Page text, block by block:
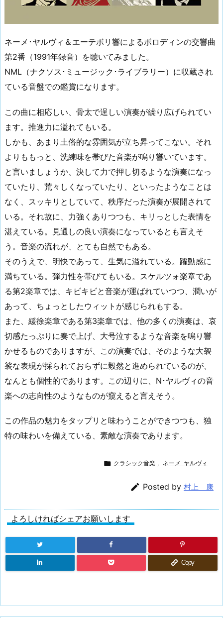
ネーメ･ヤルヴィ＆エーテボリ響によるボロディンの交響曲
第2番（1991年録音）を聴いてみました。
NML（ナクソス･ミュージック･ライブラリー）に収蔵され
ている音盤での鑑賞になります。
この曲に相応しい、骨太で逞しい演奏が繰り広げられてい
ます。推進力に溢れてもいる。
しかも、あまり土俗的な雰囲気が立ち昇ってこない。それ
よりももっと、洗練味を帯びた音楽が鳴り響いています。
と言いましょうか、決して力で押し切るような演奏になっ
ていたり、荒々しくなっていたり、といったようなことは
なく、スッキリとしていて、秩序だった演奏が展開されて
いる。それ故に、力強くありつつも、キリっとした表情を
湛えている。見通しの良い演奏になっているとも言えそ
う。音楽の流れが、とても自然でもある。
そのうえで、明快であって、生気に溢れている。躍動感に
満ちている。弾力性を帯びてもいる。スケルツォ楽章であ
る第2楽章では、キビキビと音楽が運ばれていつつ、潤いが
あって、ちょっとしたウィットが感じられもする。
また、緩徐楽章である第3楽章では、他の多くの演奏は、哀
切感たっぷりに奏で上げ、大号泣するような音楽を鳴り響
かせるものでありますが、この演奏では、そのような大袈
裟な表現が採られておらずに毅然と進められているのが、
なんとも個性的であります。この辺りに、N･ヤルヴィの音
楽への志向性のようなものが窺えると言えそう。
この作品の魅力をタップリと味わうことができつつも、独
特の味わいを備えている、素敵な演奏であります。
 クラシック音楽 , ネーメ･ヤルヴィ
 Posted by 村上 康
よろしければシェアお願いします
Copy